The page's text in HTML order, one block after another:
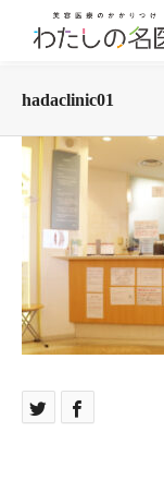
hadaclinic01